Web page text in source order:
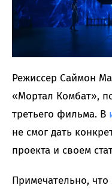
Режиссер Саймон
«Мортал Комбат»,
третьего фильма. В
не смог дать
проекта и своем
Примечательно,